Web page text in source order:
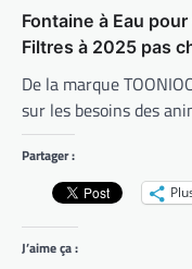
Fontaine à Eau
Filtres à 2025 pas
De la marque
sur les besoins des
Partager :
J’aime ça :